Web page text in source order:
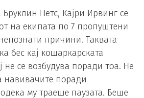
Нетс, Кајри Ирвинг се
на екипата по 7 пропуштени
причини. Таквата
бес кај кошаркарската
не се возбудува поради тоа. Не
навивачите поради
му траеше паузата. Беше